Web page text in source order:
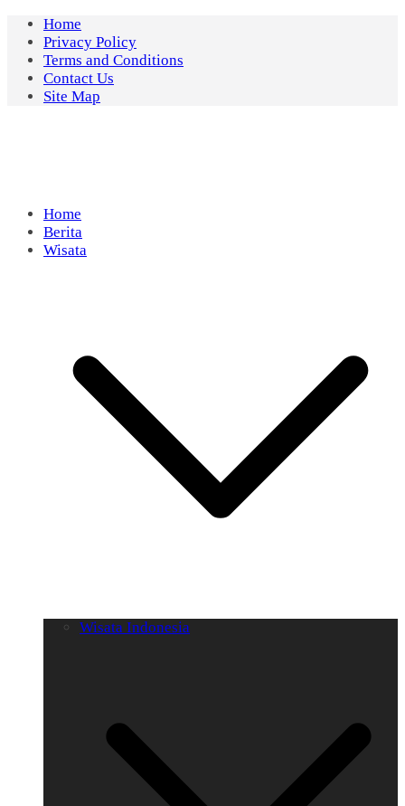
Skip
content
Home
Privacy Policy
Terms and Conditions
Contact Us
Site Map
Home
Berita
Wisata
Wisata Indonesia